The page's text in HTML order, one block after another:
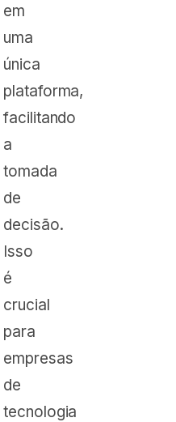
em
uma
única
plataforma,
facilitando
a
tomada
de
decisão.
Isso
é
crucial
para
empresas
de
tecnologia